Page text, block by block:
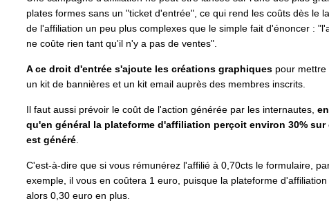
plates formes sans un "ticket d'entrée", ce qui rend les coûts dès le
de l'affiliation un peu plus complexes que le simple fait d'énoncer :
ne coûte rien tant qu'il n'y a pas de ventes".
A ce droit d'entrée s'ajoute les créations graphiques pour mettre
un kit de bannières et un kit email auprès des membres inscrits.
Il faut aussi prévoir le coût de l'action générée par les internautes,
qu'en général la plateforme d'affiliation perçoit environ 30% sur
est généré
C'est-à-dire que si vous rémunérez l'affilié à 0,70cts le formulaire,
exemple, il vous en coûtera 1 euro, puisque la plateforme
alors 0,30 euro en plus.